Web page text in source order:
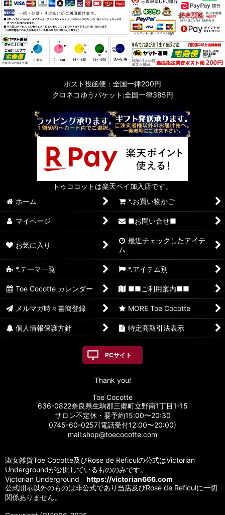
ポスト投函便：全国一律200円
クロネコゆうパケット:全国一律385円
トゥココットは楽天ペイ加入店です。
ホーム
*.お買い物かご
マイページ ■お問い合せ■
お気に入り
最近チェックしたアイテ
ム
*.テーマ一覧 *.アイテム別
Toe Cocotte カレンダー ■■ご利用案内■■
メルマガ時々書簡登録 MORE Toe Cocotte
個人情報保護方針 特定商取引法表示
PCサイト
Thank you!
Toe Cocotte
636-0822奈良県生駒郡三郷町立野南1丁目1-15
サロン不定休・要予約15:00〜20:30
0745-60-0257(電話受付12:00〜20:00)
mail:shop@toecocotte.com
淑女雑貨Toe Cocotte及びRose de Reficulの公式はVictorian
Undergroundが公開しているもののみです。
Victorian Underground https://victorian666.com
公式開示以外のものは非公式であり当店及びRose de Reficulに一切
関係ありません。